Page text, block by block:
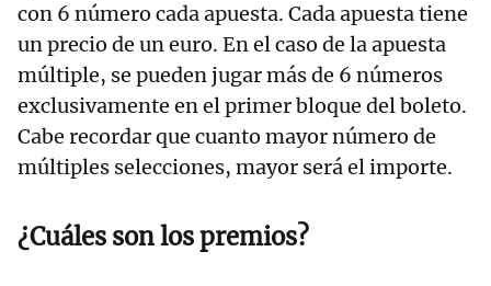
con 6 número cada apuesta. Cada apuesta tiene
un precio de un euro. En el caso de la apuesta
múltiple, se pueden jugar más de 6 números
exclusivamente en el primer bloque del boleto.
Cabe recordar que cuanto mayor número de
múltiples selecciones, mayor será el importe.
¿Cuáles son los premios?